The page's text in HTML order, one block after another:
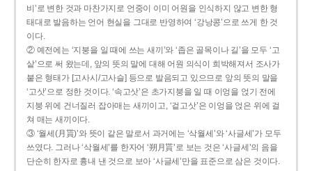
비’로 변한 것과 마찬가지로 언중이 이미 어원을 인식하지 않고 변한 형
태대로 발음하는 언어 현실을 그대로 반영하여 ‘강낭콩’으로 쓰게 한 것
이다.
② 예전에는 ‘지붕을 일 때에 쓰는 새끼’와 ‘좁은 골목이나 길’을 모두 ‘고
샅’으로 써 왔는데, 앞의 뜻의 말에 대해 어원 의식이 희박해져서 조사가
붙은 형태가 [고사시/고사슬] 등으로 발음되고 있으므로 앞의 뜻의 말을
‘고삿’으로 정한 것이다. ‘속고삿’은 초가지붕을 일 때 이엉을 얹기 전에
지붕 위에 건너질러 잡아매는 새끼이고, ‘겉고삿’은 이엉을 얹은 위에 걸
쳐 매는 새끼이다.
③ ‘월세(月貰)’와 뜻이 같은 말로서 과거에는 ‘삭월세’와 ‘사글세’가 모두
쓰였다. 그러나 ‘삭월세’를 한자어 ‘朔月貰’로 보는 것은 ‘사글세’의 음을
단순히 한자로 흉내 낸 것으로 보아 ‘사글세’만을 표준으로 삼은 것이다.